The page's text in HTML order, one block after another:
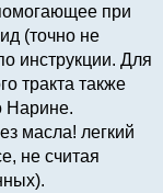
при
(точно не
инструкции. Для
тракта также
Нарине.
масла! легкий
не считая